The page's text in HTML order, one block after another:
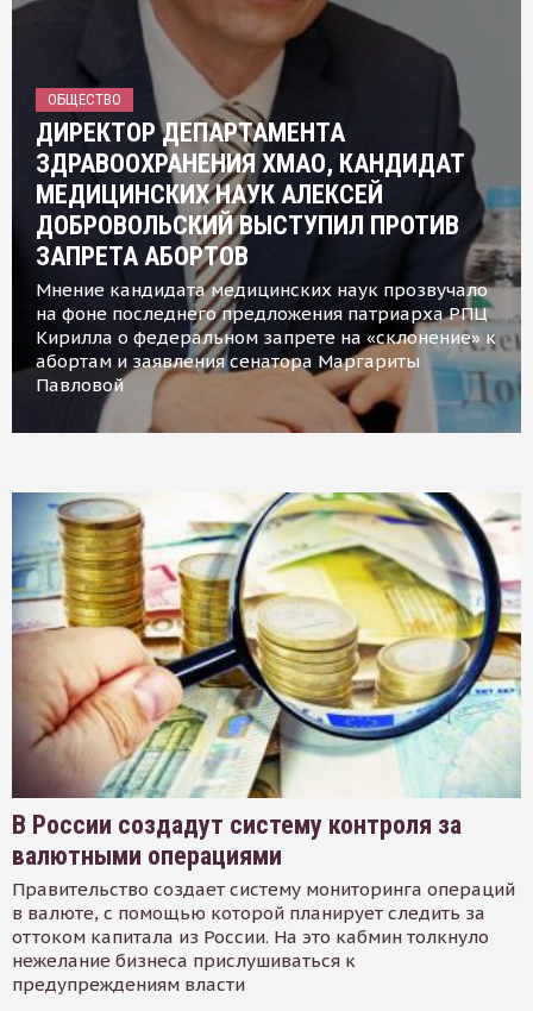
ОБЩЕСТВО
ДИРЕКТОР ДЕПАРТАМЕНТА
ЗДРАВООХРАНЕНИЯ ХМАО, КАНДИДАТ
МЕДИЦИНСКИХ НАУК АЛЕКСЕЙ
ДОБРОВОЛЬСКИЙ ВЫСТУПИЛ ПРОТИВ
ЗАПРЕТА АБОРТОВ
Мнение кандидата медицинских наук прозвучало
на фоне последнего предложения патриарха РПЦ
Кирилла о федеральном запрете на «склонение» к
абортам и заявления сенатора Маргариты
Павловой
В России создадут систему контроля за
валютными операциями
Правительство создает систему мониторинга операций
в валюте, с помощью которой планирует следить за
оттоком капитала из России. На это кабмин толкнуло
нежелание бизнеса прислушиваться к
предупреждениям власти